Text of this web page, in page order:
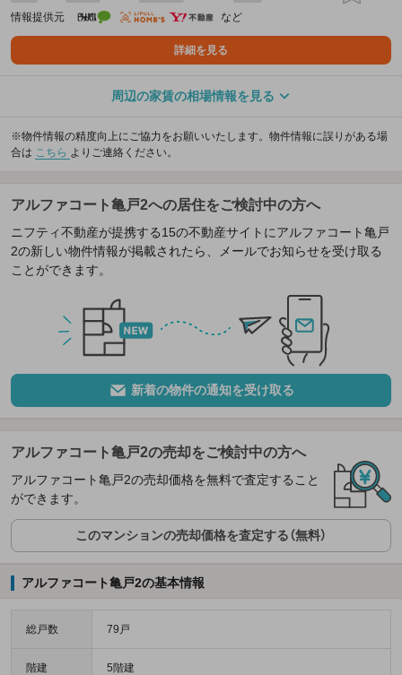
情報提供元
など
詳細を見る
周辺の家賃の相場情報を見る
※物件情報の精度向上にご協力をお願いいたします。物件情報に誤りがある場
合は こちら よりご連絡ください。
アルファコート亀戸2への居住をご検討中の方へ
ニフティ不動産が提携する15の不動産サイトにアルファコート亀戸
2の新しい物件情報が掲載されたら、メールでお知らせを受け取る
ことができます。
新着の物件の通知を受け取る
アルファコート亀戸2の売却をご検討中の方へ
アルファコート亀戸2の売却価格を無料で査定すること
ができます。
このマンションの売却価格を査定する（無料）
アルファコート亀戸2の基本情報
総戸数 79戸
階建 5階建